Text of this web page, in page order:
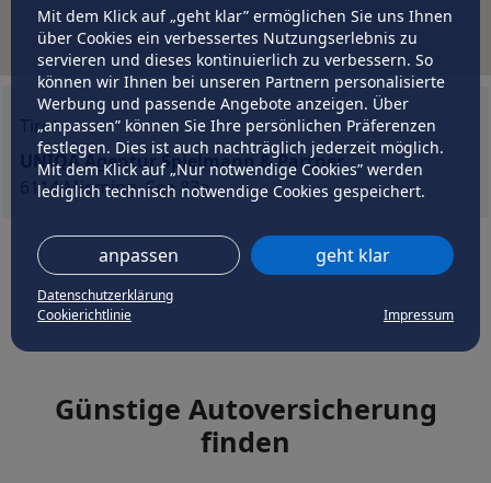
Mit dem Klick auf „geht klar” ermöglichen Sie uns Ihnen
über Cookies ein verbessertes Nutzungserlebnis zu
servieren und dieses kontinuierlich zu verbessern. So
können wir Ihnen bei unseren Partnern personalisierte
Werbung und passende Angebote anzeigen. Über
„anpassen” können Sie Ihre persönlichen Präferenzen
festlegen. Dies ist auch nachträglich jederzeit möglich.
Mit dem Klick auf „Nur notwendige Cookies” werden
lediglich technisch notwendige Cookies gespeichert.
anpassen geht klar
Datenschutzerklärung
Cookierichtlinie
Impressum
Tirol
UNIQA Agentur Spielmann & Partner
6114 Mieming, See 83a
Günstige Autoversicherung
finden